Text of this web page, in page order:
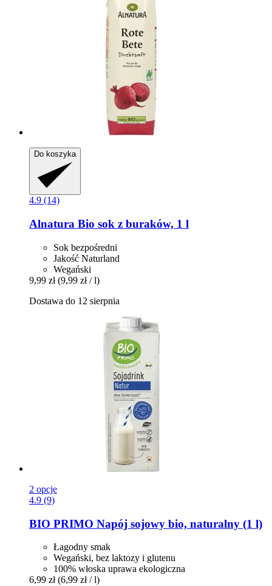
Do koszyka
4.9 (14)
Alnatura Bio sok z buraków, 1 l
Sok bezpośredni
Jakość Naturland
Wegański
9,99 zł (9,99 zł / l)
Dostawa do 12 sierpnia
2 opcje
4.9 (9)
BIO PRIMO Napój sojowy bio, naturalny (1 l)
Łagodny smak
Wegański, bez laktozy i glutenu
100% włoska uprawa ekologiczna
6,99 zł (6,99 zł / l)